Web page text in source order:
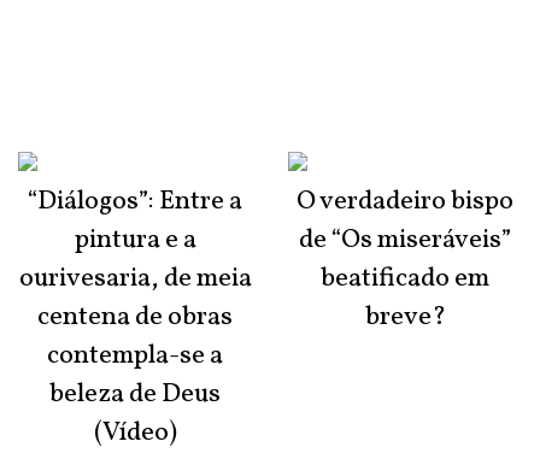
“Diálogos”: Entre a
pintura e a
ourivesaria, de meia
centena de obras
contempla-se a
beleza de Deus
(Vídeo)
O verdadeiro bispo
de “Os miseráveis”
beatificado em
breve?